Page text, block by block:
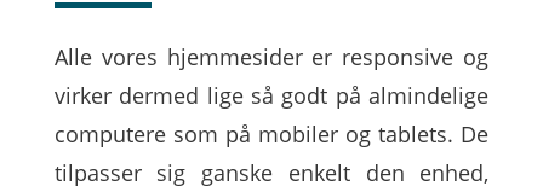
Alle vores hjemmesider er responsive og
virker dermed lige så godt på almindelige
computere som på mobiler og tablets. De
tilpasser sig ganske enkelt den enhed,